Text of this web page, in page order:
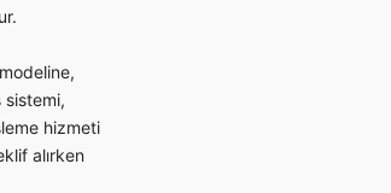
sistemi,
hizmeti
alırken